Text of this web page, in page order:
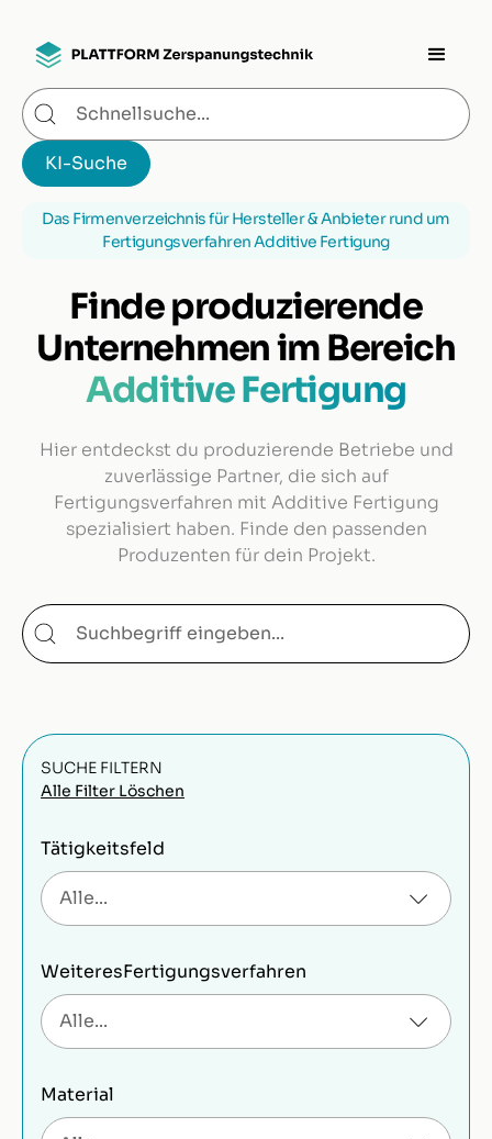
Das Firmenverzeichnis für Hersteller & Anbieter rund um
Fertigungsverfahren Additive Fertigung
Finde produzierende
Unternehmen im Bereich
Additive Fertigung
Hier entdeckst du produzierende Betriebe und
zuverlässige Partner, die sich auf
Fertigungsverfahren mit Additive Fertigung
spezialisiert haben. Finde den passenden
Produzenten für dein Projekt.
SUCHE FILTERN
Alle Filter Löschen
Tätigkeitsfeld
WeiteresFertigungsverfahren
Material